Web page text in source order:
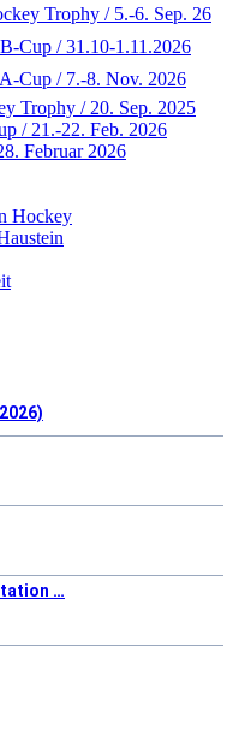
Trophy / 5.-6. Sep. 26
Cup / 31.10-1.11.2026
Cup / 7.-8. Nov. 2026
Trophy / 20. Sep. 2025
/ 21.-22. Feb. 2026
Februar 2026
Hockey
…